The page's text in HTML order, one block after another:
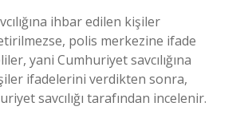
ihbar edilen kişiler
polis merkezine ifade
yani Cumhuriyet savcılığına
ifadelerini verdikten sonra,
savcılığı tarafından incelenir.